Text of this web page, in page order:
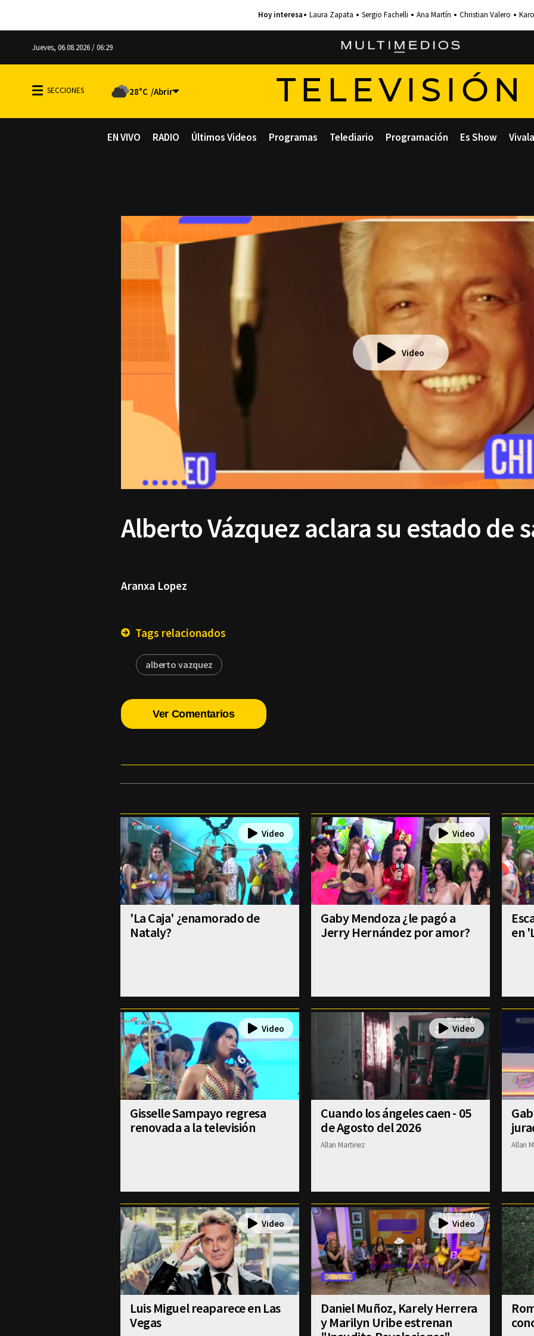
Laura Zapata Sergio Fachelli Ana Martín Christian Valero
Jueves, 06.08.2026 / 06:29
28°C TELEVISIÓN
EN VIVO RADIO Últimos Videos Programas Telediario Programación Es Show
Video
Alberto Vázquez aclara su estado de
Aranxa Lopez
Tags relacionados
alberto vazquez
Ver Comentarios
'La Caja' ¿enamorado de
Nataly?
Gaby Mendoza ¿le pagó a
Jerry Hernández por amor?
en
Gisselle Sampayo regresa
renovada a la televisión
Cuando los ángeles caen - 05
de Agosto del 2026
Allan Martinez Allan
Luis Miguel reaparece en Las
Vegas
Daniel Muñoz, Karely Herrera
y Marilyn Uribe estrenan